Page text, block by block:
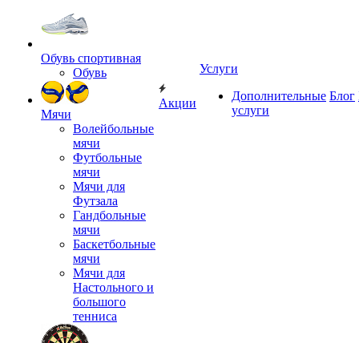
Обувь спортивная
Обувь
Мячи
Волейбольные
мячи
Футбольные
мячи
Мячи для
Футзала
Гандбольные
мячи
Баскетбольные
мячи
Мячи для
Настольного и
большого
тенниса
Акции
Услуги
Дополнительные
услуги
Блог